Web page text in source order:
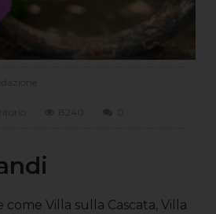
Villa sulla Cascata, Villa